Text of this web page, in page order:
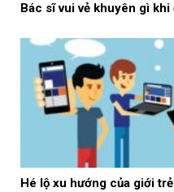
Bác sĩ vui vẻ khuyên gì khi
Hé lộ xu hướng của giới